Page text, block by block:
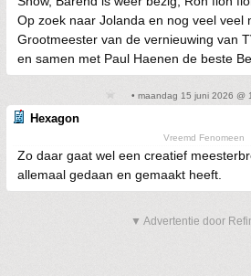
Op zoek naar Jolanda en nog veel veel
Grootmeester van de vernieuwing van
en samen met Paul Haenen de beste
• maandag 15 juni 2026 @
Hexagon
Vreemd Fenomeen
Zo daar gaat wel een creatief
allemaal gedaan en gemaakt heeft.
▼ Advertentie door